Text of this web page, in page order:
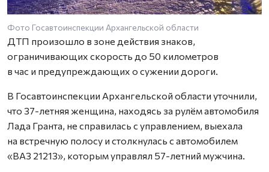
Фото Госавтоинспекции Архангельской области
ДТП произошло в зоне действия знаков,
ограничивающих скорость до 50 километров
в час и предупреждающих о сужении дороги.
В Госавтоинспекции Архангельской области уточнили,
что 37-летняя женщина, находясь за рулём автомобиля
Лада Гранта, не справилась с управлением, выехала
на встречную полосу и столкнулась с автомобилем
«ВАЗ 21213», которым управлял 57-летний мужчина.